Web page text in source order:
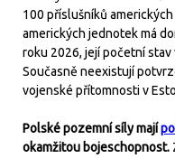
100 příslušníků
amerických jednotek má
roku 2026, její početní
Současně neexistují
vojenské přítomnosti v
Polské pozemní síly mají
okamžitou bojeschopnost.